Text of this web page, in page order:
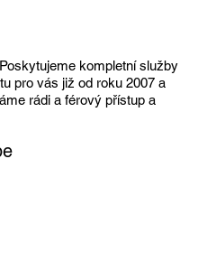
kompletní služby
pro vás již od roku 2007 a
rádi a férový přístup a